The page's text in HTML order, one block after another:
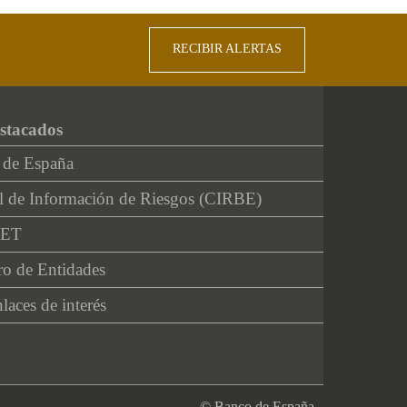
RECIBIR ALERTAS
España
de Información de Riesgos (CIRBE)
de Entidades
de interés